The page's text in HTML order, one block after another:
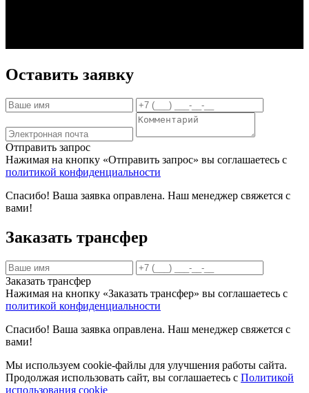
Оставить заявку
Отправить запрос
Нажимая на кнопку «Отправить запрос» вы соглашаетесь с
политикой конфиденциальности
Спасибо! Ваша заявка оправлена. Наш менеджер свяжется с
вами!
Заказать трансфер
Заказать трансфер
Нажимая на кнопку «Заказать трансфер» вы соглашаетесь с
политикой конфиденциальности
Спасибо! Ваша заявка оправлена. Наш менеджер свяжется с
вами!
Мы используем cookie-файлы для улучшения работы сайта.
Продолжая использовать сайт, вы соглашаетесь с Политикой
использования cookie